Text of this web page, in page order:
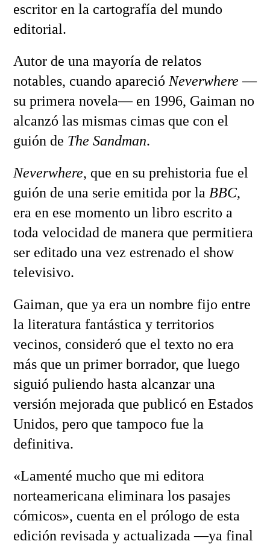
escritor en la cartografía del mundo
editorial.
Autor de una mayoría de relatos
notables, cuando apareció Neverwhere —
su primera novela— en 1996, Gaiman no
alcanzó las mismas cimas que con el
guión de The Sandman.
Neverwhere, que en su prehistoria fue el
guión de una serie emitida por la BBC,
era en ese momento un libro escrito a
toda velocidad de manera que permitiera
ser editado una vez estrenado el show
televisivo.
Gaiman, que ya era un nombre fijo entre
la literatura fantástica y territorios
vecinos, consideró que el texto no era
más que un primer borrador, que luego
siguió puliendo hasta alcanzar una
versión mejorada que publicó en Estados
Unidos, pero que tampoco fue la
definitiva.
«Lamenté mucho que mi editora
norteamericana eliminara los pasajes
cómicos», cuenta en el prólogo de esta
edición revisada y actualizada —ya final